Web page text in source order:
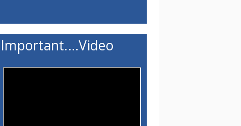
Important....Video